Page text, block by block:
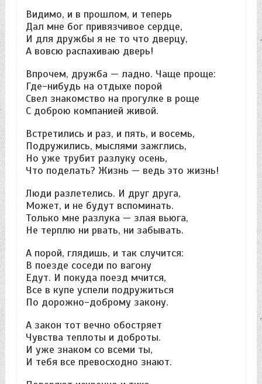
Видимо, и в прошлом, и теперь
Дал мне бог привязчивое сердце,
И для дружбы я не то что дверцу,
А вовсю распахиваю дверь!
Впрочем, дружба — ладно. Чаще проще:
Где-нибудь на отдыхе порой
Свел знакомство на прогулке в роще
С доброю компанией живой.
Встретились и раз, и пять, и восемь,
Подружились, мыслями зажглись,
Но уже трубит разлуку осень,
Что поделать? Жизнь — ведь это жизнь!
Люди разлетелись. И друг друга,
Может, и не будут вспоминать.
Только мне разлука — злая вьюга,
Не терплю ни рвать, ни забывать.
А порой, глядишь, и так случится:
В поезде соседи по вагону
Едут. И покуда поезд мчится,
Все в купе успели подружиться
По дорожно-доброму закону.
А закон тот вечно обостряет
Чувства теплоты и доброты.
И уже знаком со всеми ты,
И тебя все превосходно знают.